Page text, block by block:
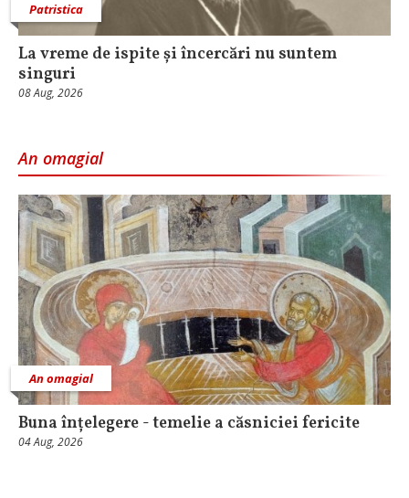
Patristica
La vreme de ispite și încercări nu suntem
singuri
08 Aug, 2026
An omagial
An omagial
Buna înțelegere - temelie a căsniciei fericite
04 Aug, 2026